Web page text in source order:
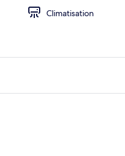
Climatisation